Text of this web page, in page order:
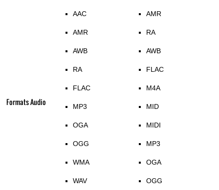
Formats Audio
AAC
AMR
AWB
RA
FLAC
MP3
OGA
OGG
WMA
WAV
AMR
RA
AWB
FLAC
M4A
MID
MIDI
MP3
OGA
OGG